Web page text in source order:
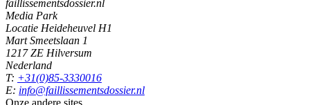
faillissementsdossier.nl
Media Park
Locatie Heideheuvel H1
Mart Smeetslaan 1
1217 ZE Hilversum
Nederland
T: +31(0)85-3330016
E: info@faillissementsdossier.nl
Onze andere sites